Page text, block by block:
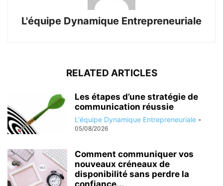
L'équipe Dynamique Entrepreneuriale
RELATED ARTICLES
Les étapes d’une stratégie de
communication réussie
L'équipe Dynamique Entrepreneuriale -
05/08/2026
Comment communiquer vos
nouveaux créneaux de
disponibilité sans perdre la
confiance...